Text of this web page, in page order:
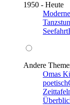
1950 - Heute
Seefahrt
Andere
Omas
poetisch